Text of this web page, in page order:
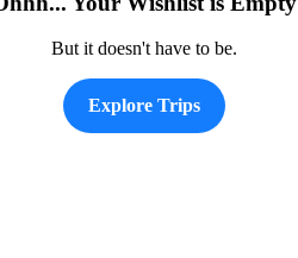
But it doesn't have to be.
Explore Trips